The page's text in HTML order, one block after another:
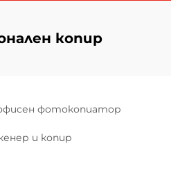
копир
фотокопиатор
и копир